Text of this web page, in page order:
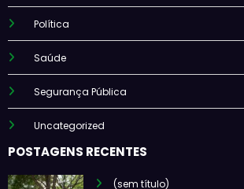
Política
Saúde
Segurança Pública
Uncategorized
POSTAGENS RECENTES
(sem título)